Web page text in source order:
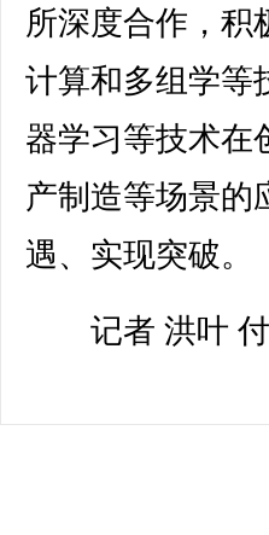
所深度合作，积
计算和多组学等
器学习等技术在
产制造等场景的
遇、实现突破。
记者 洪叶